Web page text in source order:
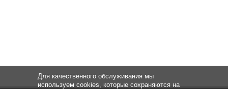
Для качественного обслуживания мы
используем cookies, которые сохраняются на